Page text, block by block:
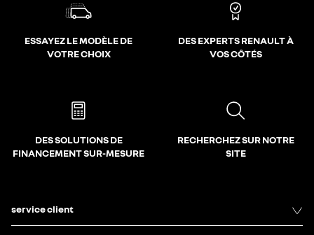
ESSAYEZ LE MODÈLE DE
VOTRE CHOIX
DES EXPERTS RENAULT À
VOS CÔTÉS
DES SOLUTIONS DE
FINANCEMENT SUR-MESURE
RECHERCHEZ SUR NOTRE
SITE
service client